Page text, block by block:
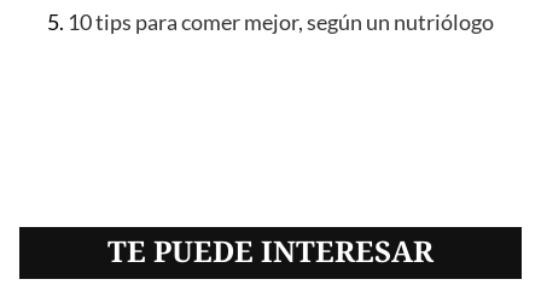
10 tips para comer mejor, según un nutriólogo
TE PUEDE INTERESAR